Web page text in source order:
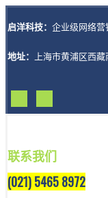
启洋科技： 企业级网络营
地址： 上海市黄浦区西
联系我们
(021) 5465 8972